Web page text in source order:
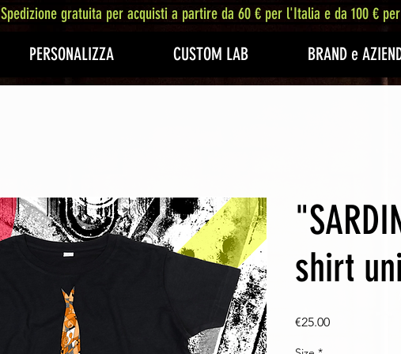
PERSONALIZZA CUSTOM LAB BRAND e
Spedizione gratuita per acquisti a partire da 60 € per l'Italia e da 100 €
shirt
€25.00Price